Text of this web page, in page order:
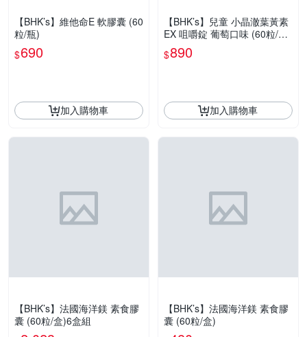
【BHK’s】維他命E 軟膠囊 (60
粒/瓶)
$690
加入購物車
【BHK’s】兒童 小晶澈葉黃素
EX 咀嚼錠 葡萄口味 (60粒/盒)
2盒組
$890
加入購物車
【BHK’s】法國海洋鎂 素食膠
囊 (60粒/盒)6盒組
【BHK’s】法國海洋鎂 素食膠
囊 (60粒/盒)